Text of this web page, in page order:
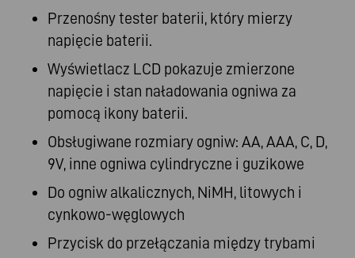
Przenośny tester baterii, który mierzy
napięcie baterii.
Wyświetlacz LCD pokazuje zmierzone
napięcie i stan naładowania ogniwa za
pomocą ikony baterii.
Obsługiwane rozmiary ogniw: AA, AAA, C, D,
9V, inne ogniwa cylindryczne i guzikowe
Do ogniw alkalicznych, NiMH, litowych i
cynkowo-węglowych
Przycisk do przełączania między trybami